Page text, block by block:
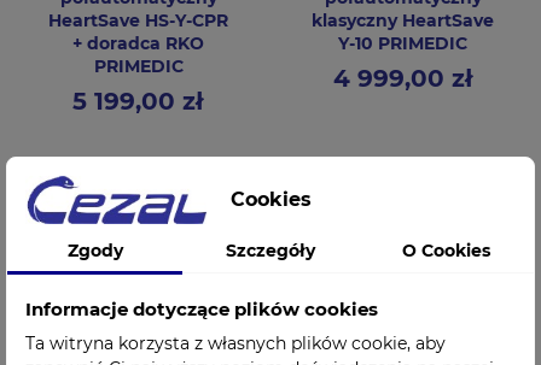
Szybki kontakt
Tel: +48 518 805 648
Pn - Pt: 8:00 - 16:00
HeartSave HS-Y-CPR
+ doradca RKO
PRIMEDIC
Cena5 199,00 zł
klasyczny HeartSave
Y-10 PRIMEDIC
Cena4 999,00 zł
Cookies
Zgody Szczegóły O Cookies
Informacje dotyczące plików cookies
Ta witryna korzysta z własnych plików cookie, aby